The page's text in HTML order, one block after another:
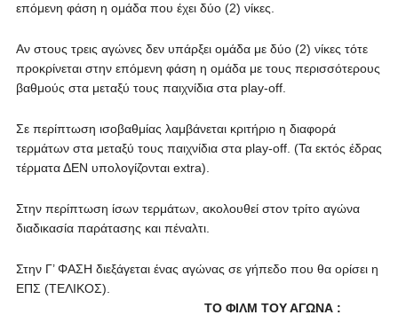
επόμενη φάση η ομάδα που έχει δύο (2) νίκες.
Αν στους τρεις αγώνες δεν υπάρξει ομάδα με δύο (2) νίκες τότε
προκρίνεται στην επόμενη φάση η ομάδα με τους περισσότερους
βαθμούς στα μεταξύ τους παιχνίδια στα play-off.
Σε περίπτωση ισοβαθμίας λαμβάνεται κριτήριο η διαφορά
τερμάτων στα μεταξύ τους παιχνίδια στα play-off. (Τα εκτός έδρας
τέρματα ΔΕΝ υπολογίζονται extra).
Στην περίπτωση ίσων τερμάτων, ακολουθεί στον τρίτο αγώνα
διαδικασία παράτασης και πέναλτι.
Στην Γ’ ΦΑΣΗ διεξάγεται ένας αγώνας σε γήπεδο που θα ορίσει η
ΕΠΣ (ΤΕΛΙΚΟΣ).
ΤΟ ΦΙΛΜ ΤΟΥ ΑΓΩΝΑ :